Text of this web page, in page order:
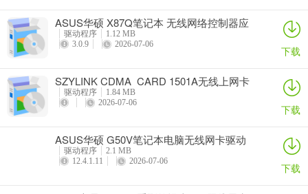
ASUS华硕 X87Q笔记本 无线网络控制器应
用程序
驱动程序
1.12 MB
3.0.9
2026-07-06 下载
SZYLINK CDMA_CARD 1501A无线上网卡
驱动程序
1.84 MB
2026-07-06
下载
ASUS华硕 G50V笔记本电脑无线网卡驱动
驱动程序
2.1 MB
12.4.1.11
2026-07-06 下载